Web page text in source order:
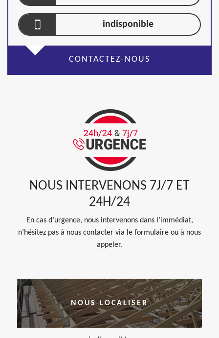
indisponible
CONTACTEZ-NOUS
NOUS INTERVENONS 7J/7 ET
24H/24
En cas d’urgence, nous intervenons dans l’immédiat,
n’hésitez pas à nous contacter via le formulaire ou à nous
appeler.
NOUS LOCALISER